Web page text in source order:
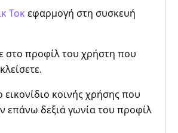
Τοκ εφαρμογή στη συσκευή
στο προφίλ του χρήστη που
εικονίδιο κοινής χρήσης που
επάνω δεξιά γωνία του προφίλ